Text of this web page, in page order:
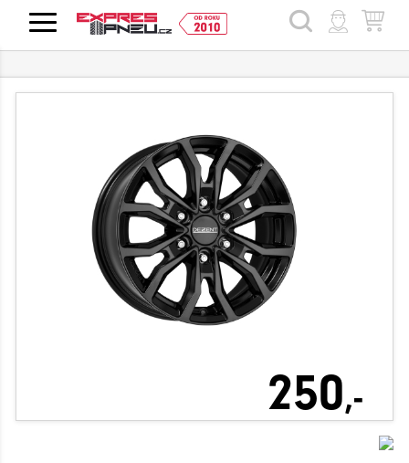
HLEDAT
250,-